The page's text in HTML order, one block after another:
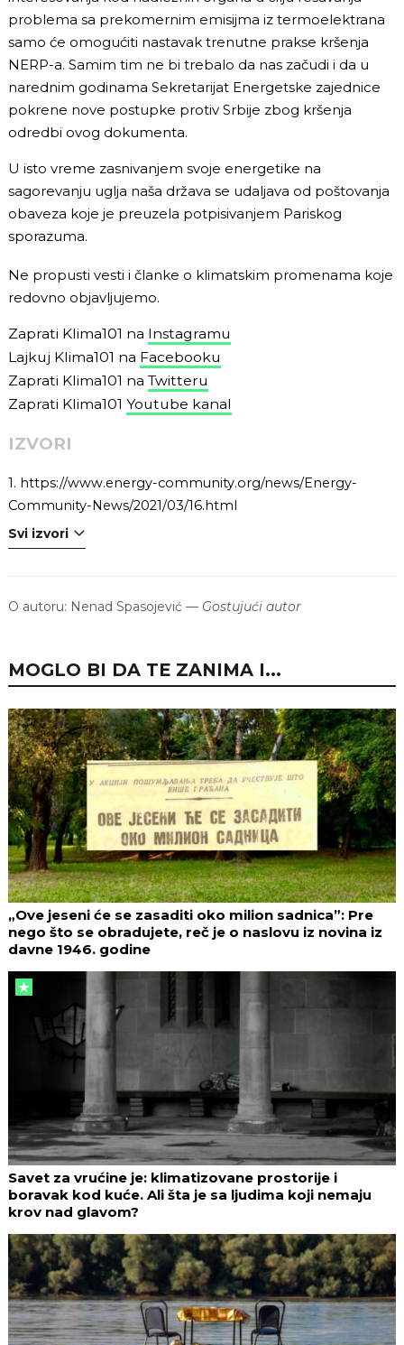
problema sa prekomernim emisijma iz termoelektrana
samo će omogućiti nastavak trenutne prakse kršenja
NERP-a. Samim tim ne bi trebalo da nas začudi i da u
narednim godinama Sekretarijat Energetske zajednice
pokrene nove postupke protiv Srbije zbog kršenja
odredbi ovog dokumenta.
U isto vreme zasnivanjem svoje energetike na
sagorevanju uglja naša država se udaljava od poštovanja
obaveza koje je preuzela potpisivanjem Pariskog
sporazuma.
Ne propusti vesti i članke o klimatskim promenama koje
redovno objavljujemo.
Zaprati Klima101 na Instagramu
Lajkuj Klima101 na Facebooku
Zaprati Klima101 na Twitteru
Zaprati Klima101 Youtube kanal
IZVORI
1. https://www.energy-community.org/news/Energy-
Community-News/2021/03/16.html
Svi izvori
O autoru: Nenad Spasojević — Gostujući autor
MOGLO BI DA TE ZANIMA I...
„Ove jeseni će se zasaditi oko milion sadnica”: Pre
nego što se obradujete, reč je o naslovu iz novina iz
davne 1946. godine
Savet za vrućine je: klimatizovane prostorije i
boravak kod kuće. Ali šta je sa ljudima koji nemaju
krov nad glavom?